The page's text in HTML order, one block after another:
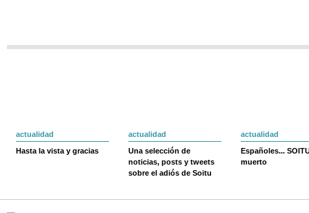
actualidad
Hasta la vista y gracias
actualidad
Una selección de
noticias, posts y tweets
sobre el adiós de Soitu
actualidad
Españoles...
muerto